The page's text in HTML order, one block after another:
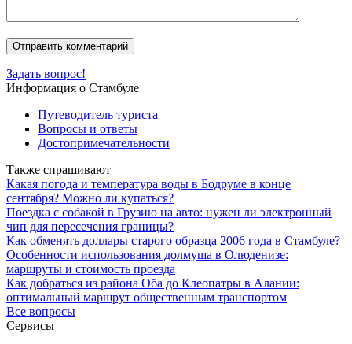
Задать вопрос!
Информация о Стамбуле
Путеводитель туриста
Вопросы и ответы
Достопримечательности
Также спрашивают
Какая погода и температура воды в Бодруме в конце
сентября? Можно ли купаться?
Поездка с собакой в Грузию на авто: нужен ли электронный
чип для пересечения границы?
Как обменять доллары старого образца 2006 года в Стамбуле?
Особенности использования долмуша в Олюденизе:
маршруты и стоимость проезда
Как добраться из района Оба до Клеопатры в Алании:
оптимальный маршрут общественным транспортом
Все вопросы
Сервисы